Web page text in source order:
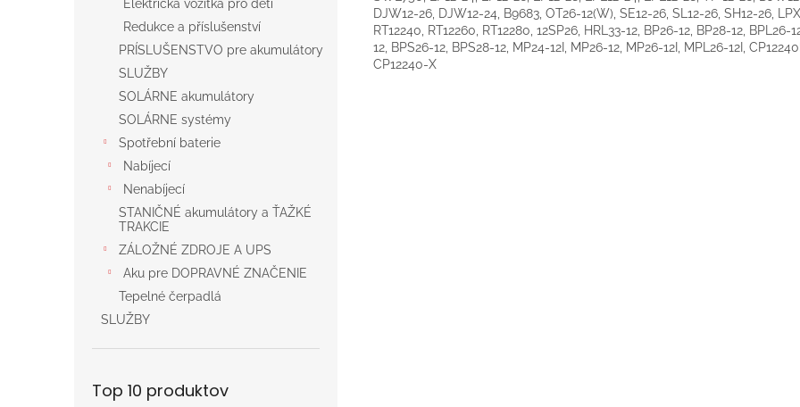
Elektrická vozítka pro děti
Redukce a příslušenství
PRÍSLUŠENSTVO pre akumulátory
SLUŽBY
SOLÁRNE akumulátory
SOLÁRNE systémy
Spotřební baterie
Nabíjecí
Nenabíjecí
STANIČNÉ akumulátory a ŤAŽKÉ
TRAKCIE
ZÁLOŽNÉ ZDROJE A UPS
Aku pre DOPRAVNÉ ZNAČENIE
Tepelné čerpadlá
SLUŽBY
Top 10 produktov
DJW12-26, DJW12-24, B9683, OT26-12(W), SE12-26, SL12-26, SH12-26,
RT12240, RT12260, RT12280, 12SP26, HRL33-12, BP26-12, BP28-12, BPL26-
12, BPS26-12, BPS28-12, MP24-12I, MP26-12, MP26-12I, MPL26-12I,
CP12240-X